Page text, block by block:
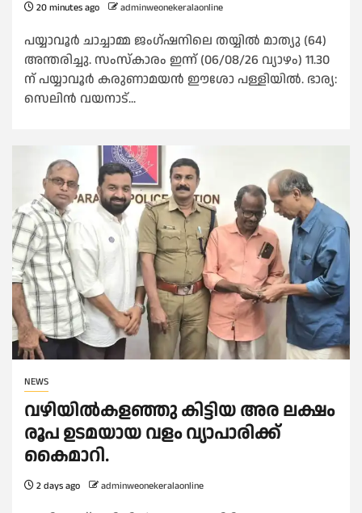
20 minutes ago adminweonekeralaonline
പയ്യാവൂർ ചാച്ചാമ്മ ജംഗ്ഷനിലെ തയ്യിൽ മാത്യു (64)
അന്തരിച്ചു. സംസ്കാരം ഇന്ന് (06/08/26 വ്യാഴം) 11.30
ന് പയ്യാവൂർ കരുണാമയൻ ഈശോ പള്ളിയിൽ. ഭാര്യ:
സെലിൻ വയനാട്...
NEWS
വഴിയിൽകളഞ്ഞു കിട്ടിയ അര ലക്ഷം
രൂപ ഉടമയായ വളം വ്യാപാരിക്ക്
കൈമാറി.
2 days ago adminweonekeralaonline